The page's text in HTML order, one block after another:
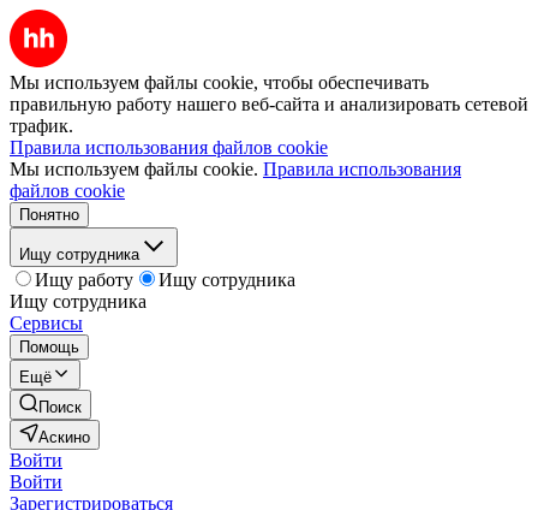
Мы используем файлы cookie, чтобы обеспечивать
правильную работу нашего веб-сайта и анализировать сетевой
трафик.
Правила использования файлов cookie
Мы используем файлы cookie. Правила использования
файлов cookie
Понятно
Ищу сотрудника
Ищу работу
Ищу сотрудника
Ищу сотрудника
Сервисы
Помощь
Ещё
Поиск
Аскино
Войти
Войти
Зарегистрироваться